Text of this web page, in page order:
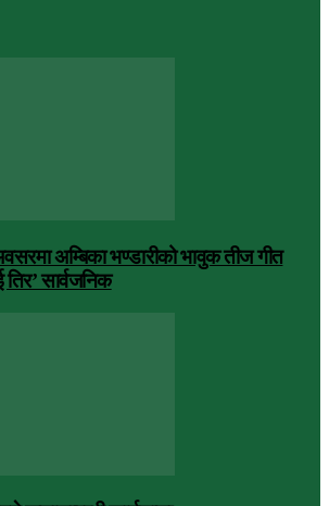
अम्बिका भण्डारीको भावुक तीज गीत
तिर’ सार्वजनिक